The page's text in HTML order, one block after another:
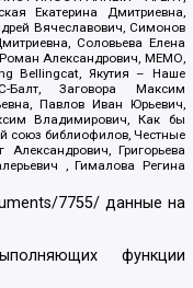
Екатерина Дмитриевна,
Вячеславович, Симонов
Соловьева Елена
Александрович, МЕМО,
Bellingcat, Якутия – Наше
Заговора Максим
Павлов Иван Юрьевич,
Владимирович, Как бы
союз библиофилов, Честные
Григорьева
, Гималова Регина
7755/ данные на
функции